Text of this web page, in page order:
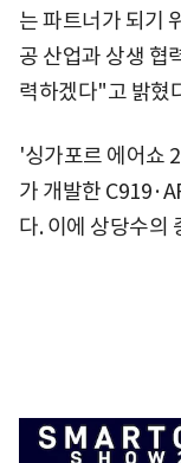
는 파트너가 되기
공 산업과 상생 협
력하겠다"고 밝혔
'싱가포르 에어쇼
가 개발한
다. 이에 상당수의